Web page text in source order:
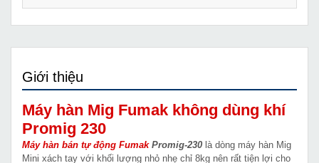
Giới thiệu
Máy hàn Mig Fumak không dùng khí
Promig 230
Máy hàn bán tự động FumakPromig-230 là dòng máy hàn Mig
Mini xách tay với khối lượng nhỏ nhẹ chỉ 8kg nên rất tiện lợi cho